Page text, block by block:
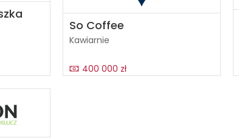
So Coffee
Kawiarnie
400 000 zł